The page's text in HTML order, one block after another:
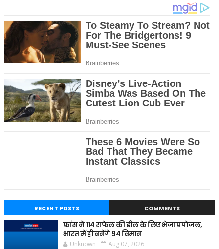
RECENT POSTS COMMENTS
फ्रांस ने 114 राफेल की डील के लिए भेजा प्रपोजल,
भारत में ही बनेंगे 94 विमान
Unknown Aug 07, 2026